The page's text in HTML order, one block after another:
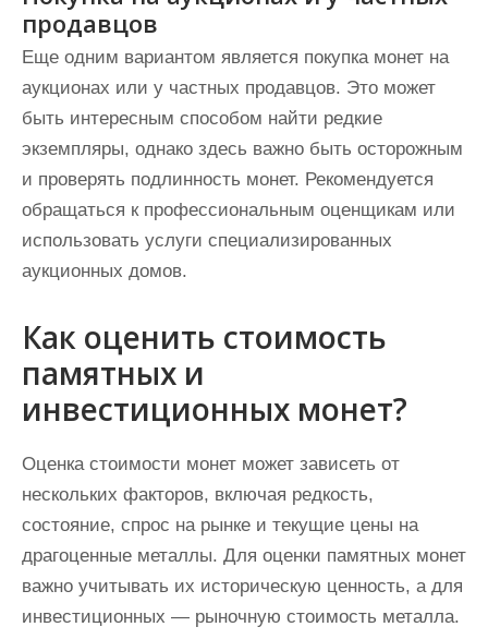
продавцов
Еще одним вариантом является покупка монет на
аукционах или у частных продавцов. Это может
быть интересным способом найти редкие
экземпляры, однако здесь важно быть осторожным
и проверять подлинность монет. Рекомендуется
обращаться к профессиональным оценщикам или
использовать услуги специализированных
аукционных домов.
Как оценить стоимость
памятных и
инвестиционных монет?
Оценка стоимости монет может зависеть от
нескольких факторов, включая редкость,
состояние, спрос на рынке и текущие цены на
драгоценные металлы. Для оценки памятных монет
важно учитывать их историческую ценность, а для
инвестиционных — рыночную стоимость металла.